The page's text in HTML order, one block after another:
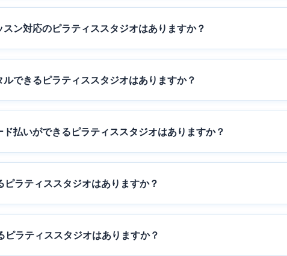
ン対応のピラティススタジオはありますか？
できるピラティススタジオはありますか？
払いができるピラティススタジオはありますか？
ラティススタジオはありますか？
ピラティススタジオはありますか？